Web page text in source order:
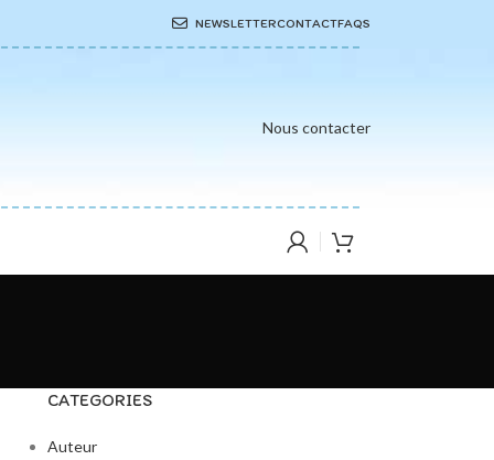
NEWSLETTERCONTACTFAQS
Nous contacter
CATEGORIES
Auteur